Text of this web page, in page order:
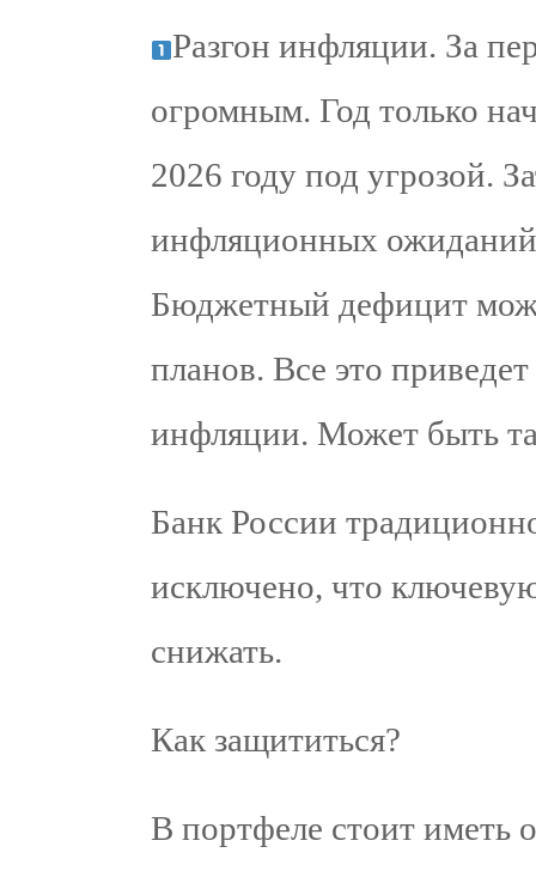
Разгон инфляции. За
огромным. Год только
2026 году под угрозой.
инфляционных
Бюджетный дефицит
планов. Все это
инфляции. Может быть
Банк России
исключено, что
снижать.
Как защититься?
В портфеле стоит иметь